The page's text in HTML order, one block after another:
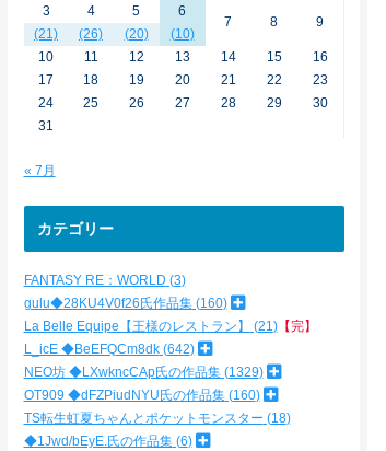
3
(21)
4
(26)
5
(20)
6
(10)
7 8 9
10 11 12 13 14 15
16
17
18 19 20 21 22
23
24
25 26 27 28 29
30
31
« 7月
カテゴリー
FANTASY RE：WORLD 3
gulu◆28KU4V0f26氏作品集 160
La Belle Equipe【王様のレストラン】
21 【完】
L_icE ◆BeEFQCm8dk 642
NEO坊 ◆LXwkncCAp氏の作品集 1329
OT909 ◆dFZPiudNYU氏の作品集 160
TS転生虹夏ちゃんとポケットモンスター 18
◆1Jwd/bEyE.氏の作品集 6